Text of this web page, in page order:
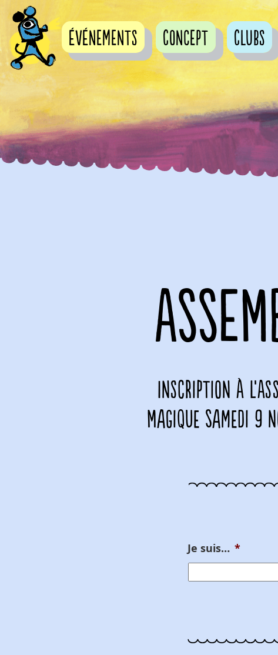
événements Concept Clubs
Inscription à
Magique Samedi 9
Je suis… *